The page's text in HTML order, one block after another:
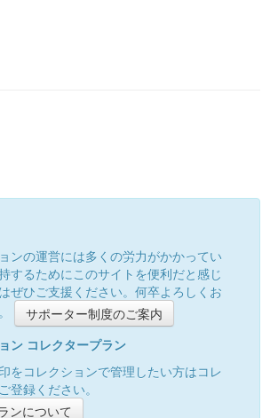
ンの運営には多くの労力がかかってい
するためにこのサイトを便利だと感じ
ぜひご支援ください。何卒よろしくお
サポーター制度のご案内
ン コレクタープラン
をコレクションで管理したい方はコレ
登録ください。
ンについて